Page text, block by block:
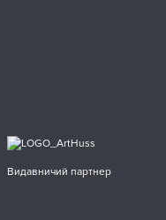
Видавничий партнер